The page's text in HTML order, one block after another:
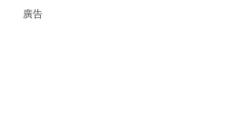
廣告